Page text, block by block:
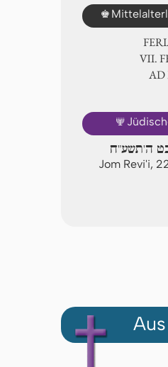
♚
Ⅶ.
🕎
ה'תשע"ח
Jom Revi'i,